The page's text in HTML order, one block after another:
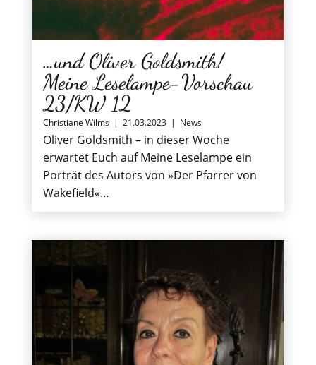
…und Oliver Goldsmith!
Meine Leselampe-Vorschau
23/KW 12
Christiane Wilms | 21.03.2023 | News
Oliver Goldsmith – in dieser Woche
erwartet Euch auf Meine Leselampe ein
Porträt des Autors von »Der Pfarrer von
Wakefield«…